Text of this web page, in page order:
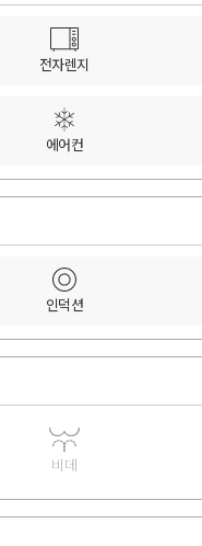
전자렌지
에어컨
인덕션
비데